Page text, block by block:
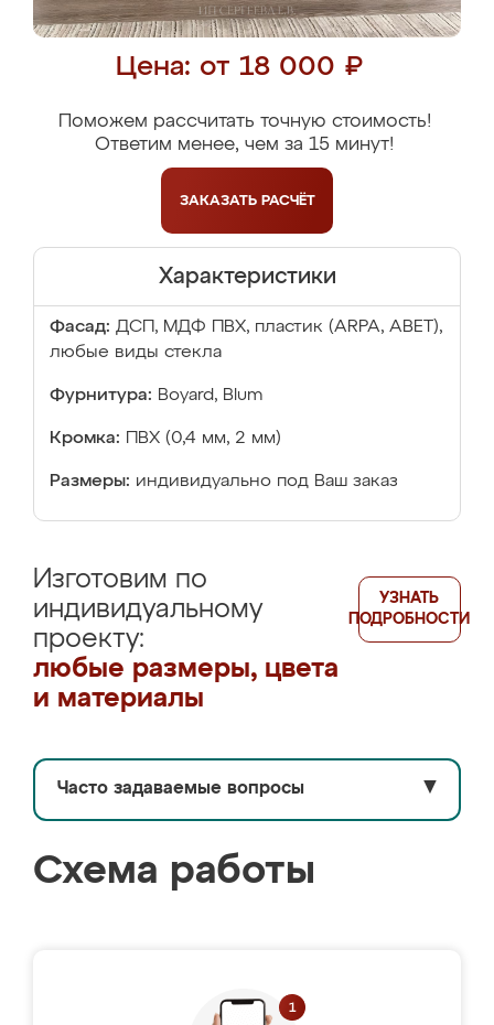
Цена: от 18 000 ₽
Поможем рассчитать точную стоимость!
Ответим менее, чем за 15 минут!
ЗАКАЗАТЬ РАСЧЁТ
Характеристики
Фасад: ДСП, МДФ ПВХ, пластик (ARPA, ABET),
любые виды стекла
Фурнитура: Boyard, Blum
Кромка: ПВХ (0,4 мм, 2 мм)
Размеры: индивидуально под Ваш заказ
Изготовим по
индивидуальному
проекту:
любые размеры, цвета
и материалы
УЗНАТЬ
ПОДРОБНОСТИ
Часто задаваемые вопросы ▼
Схема работы